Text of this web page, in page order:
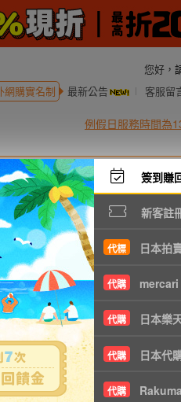
簽到賺
新客註
代標 日本拍
代購 mercari
代購 日本樂
代購 日本代
代購 Rakuma
您好，
購實名制 最新公告 客服留
例假日服務時間為
理賠